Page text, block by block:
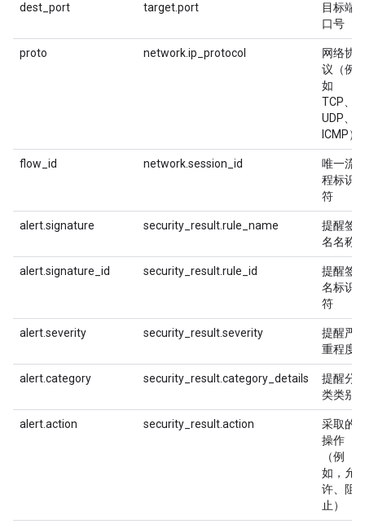
dest_port target.port
目标端
口号
proto network.ip_protocol
网络协
议（例
如
TCP、
UDP、
ICMP）
flow_id network.session_id
唯一流
程标识
符
alert.signature security_result.rule_name
提醒签
名名称
alert.signature_id security_result.rule_id
提醒签
名标识
符
alert.severity security_result.severity
提醒严
重程度
alert.category security_result.category_details
提醒分
类类别
alert.action security_result.action
采取的
操作
（例
如，允
许、阻
止）